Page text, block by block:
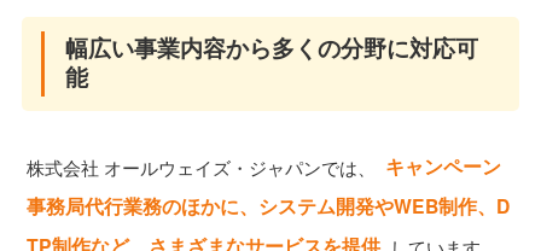
幅広い事業内容から多くの分野に対応可
能
株式会社 オールウェイズ・ジャパンでは、
キャンペーン
事務局代行業務のほかに、システム開発やWEB制作、D